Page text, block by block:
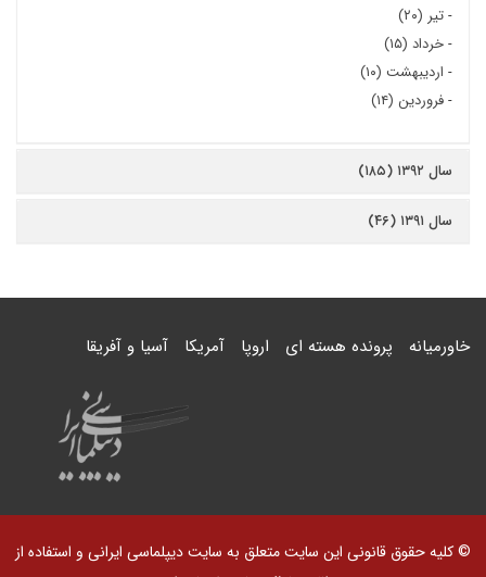
-تیر (۲۰)
-خرداد (۱۵)
- اردیبهشت (۱۰)
-فروردین (۱۴)
سال ۱۳۹۲ (۱۸۵)
سال ۱۳۹۱ (۴۶)
خاورمیانه پرونده هسته ای اروپا آمریکا آسیا و آفریقا
© کلیه حقوق قانونی این سایت متعلق به سایت دیپلماسی ایرانی و استفاده از